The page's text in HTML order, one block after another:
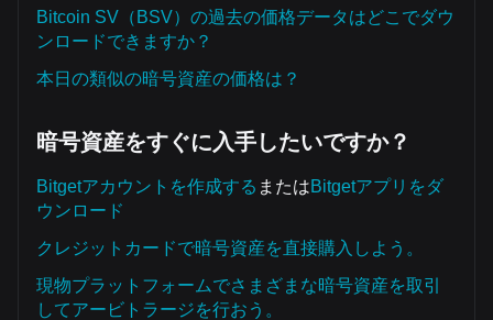
Bitcoin SV（BSV）の過去の価格データはどこでダウ
ンロードできますか？
本日の類似の暗号資産の価格は？
暗号資産をすぐに入手したいですか？
Bitgetアカウントを作成する またはBitgetアプリをダ
ウンロード
クレジットカードで暗号資産を直接購入しよう。
現物プラットフォームでさまざまな暗号資産を取引
してアービトラージを行おう。